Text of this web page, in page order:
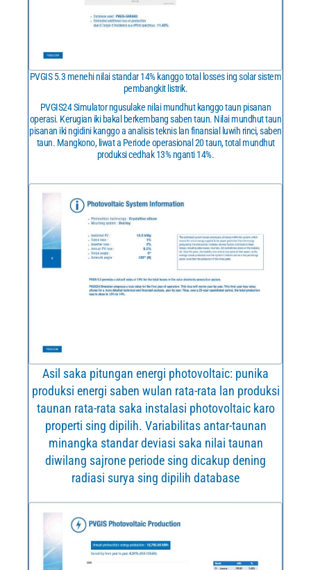
PVGIS 5.3 menehi nilai standar 14% kanggo total losses ing solar sistem
pembangkit listrik.
PVGIS24 Simulator ngusulake nilai mundhut kanggo taun pisanan
operasi. Kerugian iki bakal berkembang saben taun. Nilai mundhut taun
pisanan iki ngidini kanggo a analisis teknis lan finansial luwih rinci, saben
taun. Mangkono, liwat a Periode operasional 20 taun, total mundhut
produksi cedhak 13% nganti 14%.
Asil saka pitungan energi photovoltaic: punika
produksi energi saben wulan rata-rata lan produksi
taunan rata-rata saka instalasi photovoltaic karo
properti sing dipilih. Variabilitas antar-taunan
minangka standar deviasi saka nilai taunan
diwilang sajrone periode sing dicakup dening
radiasi surya sing dipilih database